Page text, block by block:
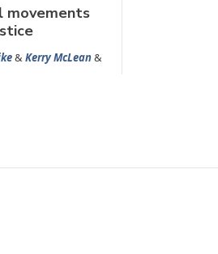
movements
&Kerry McLean&